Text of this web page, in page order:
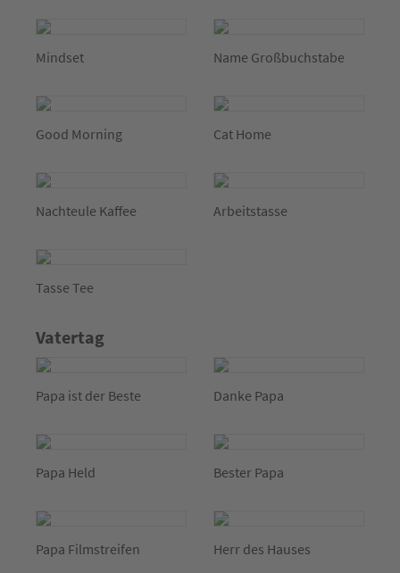
Mindset Name Großbuchstabe
Good Morning Cat Home
Nachteule Kaffee Arbeitstasse
Tasse Tee
Vatertag
Papa ist der Beste Danke Papa
Papa Held Bester Papa
Papa Filmstreifen Herr des Hauses